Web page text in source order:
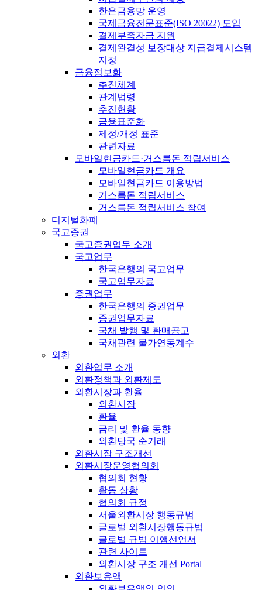
한은금융망 운영
국제금융전문표준(ISO 20022) 도입
결제부족자금 지원
결제완결성 보장대상 지급결제시스템
지정
금융정보화
추진체계
관계법령
추진현황
금융표준화
제정/개정 표준
관련자료
모바일현금카드·거스름돈 적립서비스
모바일현금카드 개요
모바일현금카드 이용방법
거스름돈 적립서비스
거스름돈 적립서비스 참여
디지털화폐
국고증권
국고증권업무 소개
국고업무
한국은행의 국고업무
국고업무자료
증권업무
한국은행의 증권업무
증권업무자료
국채 발행 및 환매공고
국채관련 물가연동계수
외환
외환업무 소개
외환정책과 외환제도
외환시장과 환율
외환시장
환율
금리 및 환율 동향
외환당국 순거래
외환시장 구조개선
외환시장운영협의회
협의회 현황
활동 상황
협의회 규정
서울외환시장 행동규범
글로벌 외환시장행동규범
글로벌 규범 이행선언서
관련 사이트
외환시장 구조 개선 Portal
외환보유액